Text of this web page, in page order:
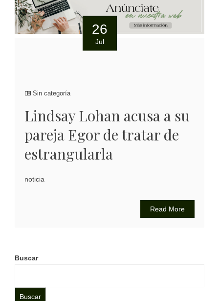
26
Jul
Sin categoría
Lindsay Lohan acusa a su
pareja Egor de tratar de
estrangularla
noticia
Read More
Buscar
Buscar